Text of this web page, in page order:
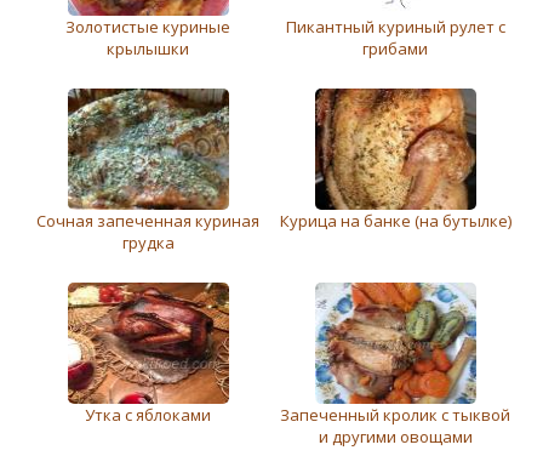
Золотистые куриные
крылышки
Пикантный куриный рулет с
грибами
Сочная запеченная куриная
грудка
Курица на банке (на бутылке)
Утка с яблоками
Запеченный кролик с тыквой
и другими овощами